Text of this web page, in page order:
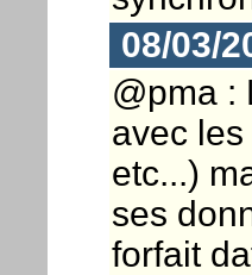
08/03/
@pma :
avec
etc...)
ses
forfait